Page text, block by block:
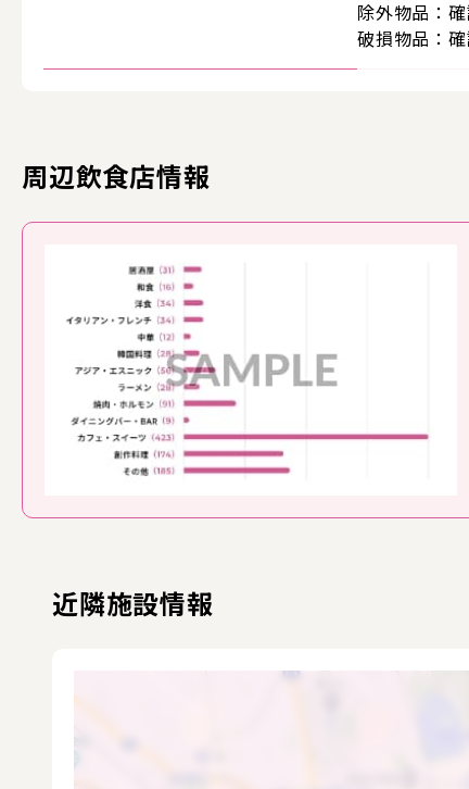
除外物品：
破損物品：
周辺飲食店情報
近隣施設情報